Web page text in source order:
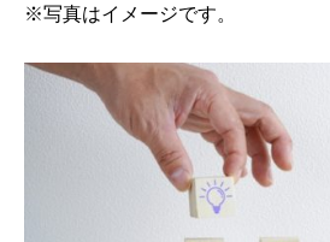
※写真はイメージです。